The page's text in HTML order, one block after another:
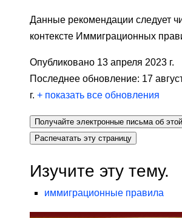
Данные рекомендации следует
контексте Иммиграционных
Опубликовано 13 апреля 2023 г.
Последнее обновление: 17
г. + показать все обновления
Получайте электронные письма об
Распечатать эту страницу
Изучите эту тему.
иммиграционные правила